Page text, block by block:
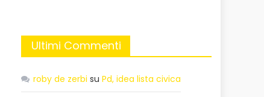
Ultimi Commenti
roby de zerbi suPd, idea lista civica